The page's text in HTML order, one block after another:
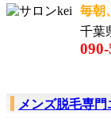
毎朝
千葉
メンズ脱毛専